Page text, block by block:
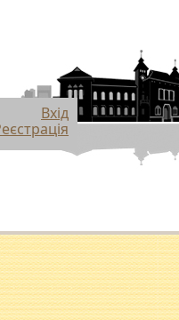
Вхід